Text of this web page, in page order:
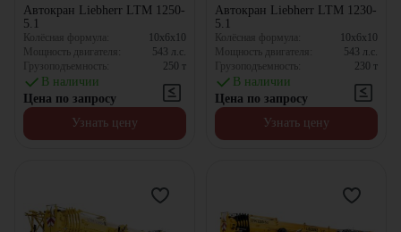
Автокран Liebherr LTM 1250-
5.1
Колёсная формула:
10x6x10
Мощность двигателя:
543 л.с.
Грузоподъемность:
250 т
В наличии
Цена по запросу
Узнать цену
Автокран Liebherr LTM 1230-
5.1
Колёсная формула:
10x6x10
Мощность двигателя:
543 л.с.
Грузоподъемность:
230 т
В наличии
Цена по запросу
Узнать цену